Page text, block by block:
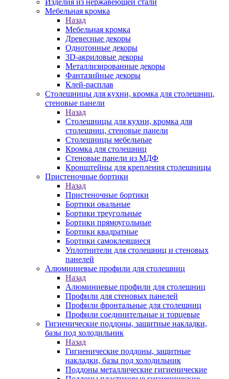
Изделия из нержавеющей стали
Мебельная кромка
Назад
Мебельная кромка
Древесные декоры
Однотонные декоры
3D-акриловые декоры
Металлизированные декоры
Фантазийные декоры
Клей-расплав
Столешницы для кухни, кромка для столешниц,
стеновые панели
Назад
Столешницы для кухни, кромка для
столешниц, стеновые панели
Столешницы мебельные
Кромка для столешниц
Стеновые панели из МДФ
Кронштейны для крепления столешницы
Пристеночные бортики
Назад
Пристеночные бортики
Бортики овальные
Бортики треугольные
Бортики прямоугольные
Бортики квадратные
Бортики самоклеящиеся
Уплотнители для столешниц и стеновых
панелей
Алюминиевые профили для столешниц
Назад
Алюминиевые профили для столешниц
Профили для стеновых панелей
Профили фронтальные для столешниц
Профили соединительные и торцевые
Гигиенические поддоны, защитные накладки,
базы под холодильник
Назад
Гигиенические поддоны, защитные
накладки, базы под холодильник
Поддоны металлические гигиенические